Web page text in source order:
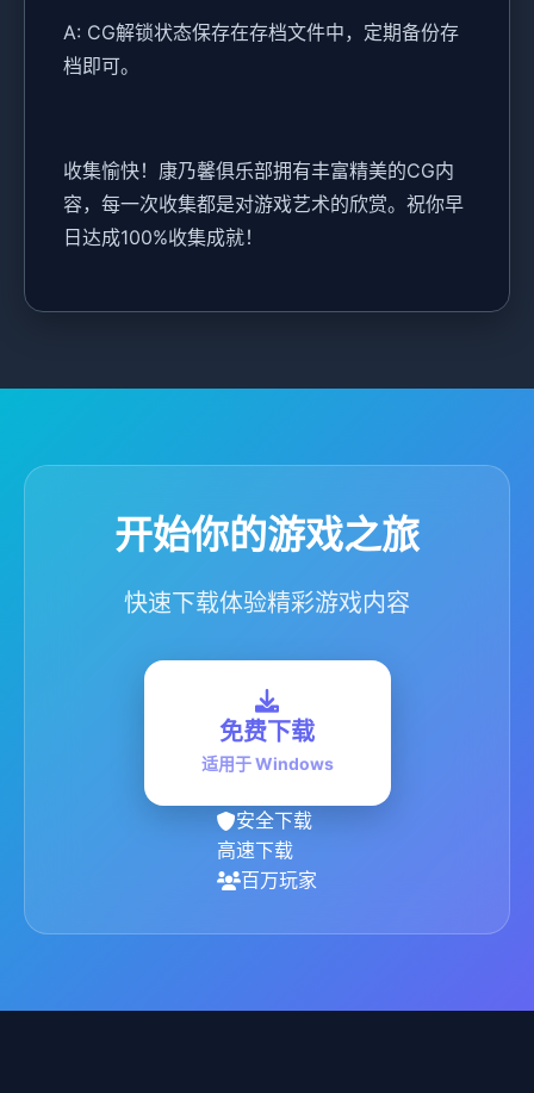
A: CG解锁状态保存在存档文件中，定期备份存
档即可。
收集愉快！康乃馨俱乐部拥有丰富精美的CG内
容，每一次收集都是对游戏艺术的欣赏。祝你早
日达成100%收集成就！
开始你的游戏之旅
快速下载体验精彩游戏内容
免费下载
适用于 Windows
安全下载
高速下载
百万玩家